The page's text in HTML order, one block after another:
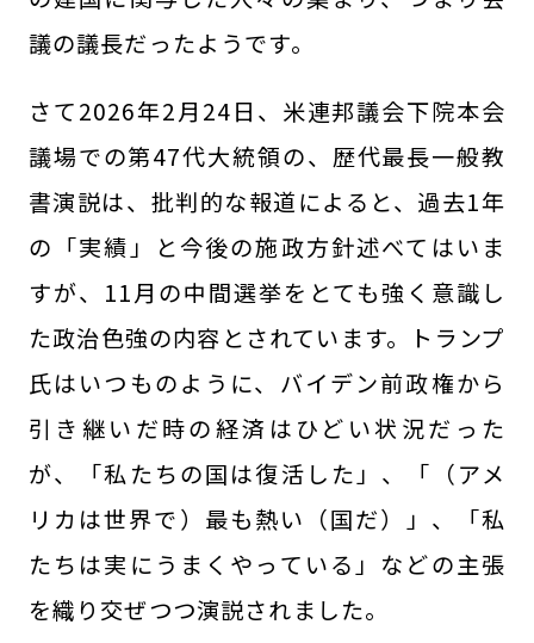
議の議長だったようです。
さて2026年2月24日、米連邦議会下院本会
議場での第47代大統領の、歴代最長一般教
書演説は、批判的な報道によると、過去1年
の「実績」と今後の施政方針述べてはいま
すが、11月の中間選挙をとても強く意識し
た政治色強の内容とされています。トランプ
氏はいつものように、バイデン前政権から
引き継いだ時の経済はひどい状況だった
が、「私たちの国は復活した」、「（アメ
リカは世界で）最も熱い（国だ）」、「私
たちは実にうまくやっている」などの主張
を織り交ぜつつ演説されました。